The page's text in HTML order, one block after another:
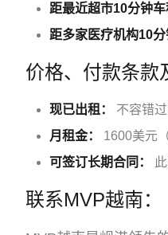
距最近超市10分钟车
距多家医疗机构10
价格、付款条款
现已出租：
不容错
月租金：
1600美元
可签订长期合同：
联系MVP越南：